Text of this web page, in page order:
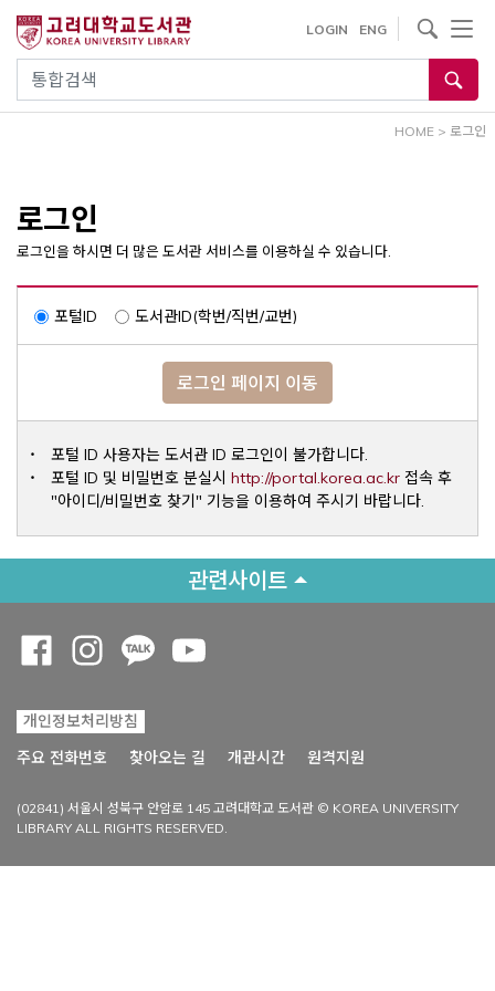
건
통합검색
LOGIN ENG
사이트내 검색
HOME > 로그인
로그인
로그인을 하시면 더 많은 도서관 서비스를 이용하실 수 있습니다.
포털ID 도서관ID(학번/직번/교번)
로그인 페이지 이동
포털 ID 사용자는 도서관 ID 로그인이 불가합니다.
포털 ID 및 비밀번호 분실시 http://portal.korea.ac.krOpens a
접속 후
"아이디/비밀번호 찾기" 기능을 이용하여 주시기 바랍니다.
관련사이트
개인정보처리방침
주요 전화번호
찾아오는 길 개관시간 원격지원
(02841) 서울시 성북구 안암로 145 고려대학교 도서관 © KOREA UNIVERSITY
LIBRARY ALL RIGHTS RESERVED.
Opens a new window
Opens a new window
Opens a new window